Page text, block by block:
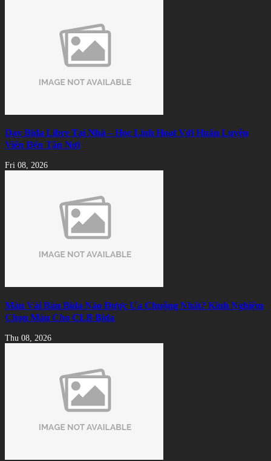
Dạy Bida Libre Tại Nhà – Học Linh Hoạt Với Huấn Luyện
Viên Đến Tận Nơi
Fri 08, 2026
Màu Vải Bàn Bida Nào Được Ưa Chuộng Nhất? Kinh Nghiệm
Chọn Màu Cho CLB Bida
Thu 08, 2026